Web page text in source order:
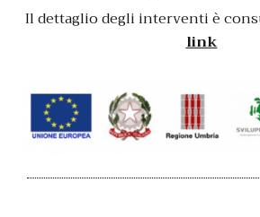
Il dettaglio degli interventi è
link